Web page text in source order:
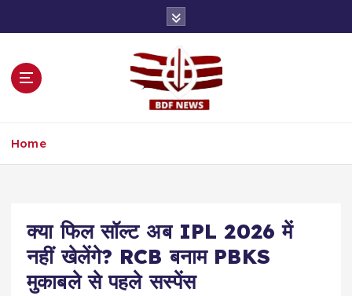
Home
क्या फिल सॉल्ट अब IPL 2026 में
नहीं खेलेंगे? RCB बनाम PBKS
मुकाबले से पहले सस्पेंस